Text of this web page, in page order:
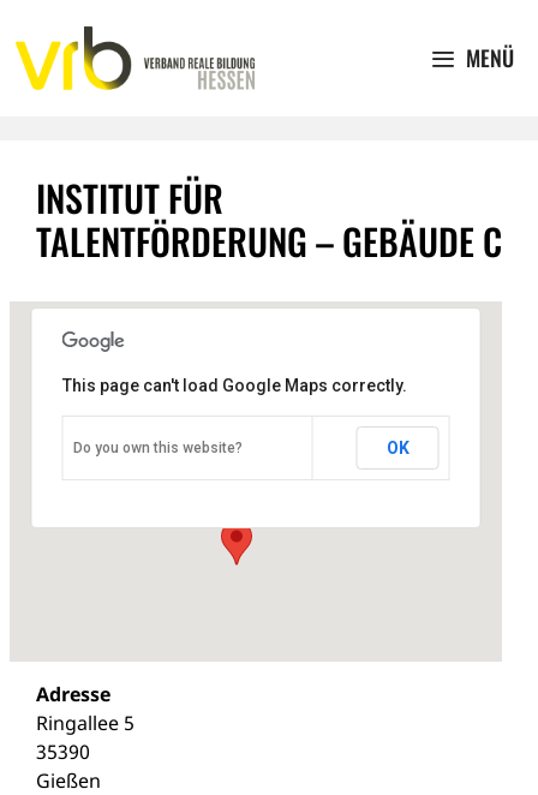
Inhalt
springen
MENÜ
INSTITUT FÜR
TALENTFÖRDERUNG – GEBÄUDE C
Institut für Talentförderung -
Gebäude C
Ringallee 5 - 35390
Veranstaltungen
This page can't load Google Maps correctly.
Do you own this website? OK
Adresse
Ringallee 5
35390
Gießen